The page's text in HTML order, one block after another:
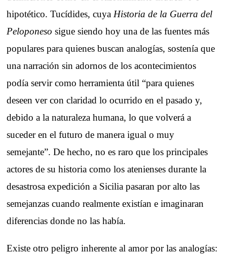
hipotético. Tucídides, cuya Historia de la Guerra del
Peloponeso sigue siendo hoy una de las fuentes más
populares para quienes buscan analogías, sostenía que
una narración sin adornos de los acontecimientos
podía servir como herramienta útil “para quienes
deseen ver con claridad lo ocurrido en el pasado y,
debido a la naturaleza humana, lo que volverá a
suceder en el futuro de manera igual o muy
semejante”. De hecho, no es raro que los principales
actores de su historia como los atenienses durante la
desastrosa expedición a Sicilia pasaran por alto las
semejanzas cuando realmente existían e imaginaran
diferencias donde no las había.
Existe otro peligro inherente al amor por las analogías: